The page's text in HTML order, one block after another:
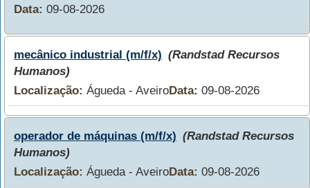
Data: 09-08-2026
mecânico industrial (m/f/x) (Randstad Recursos
Humanos)
Localização: Águeda - AveiroData: 09-08-2026
operador de máquinas (m/f/x) (Randstad Recursos
Humanos)
Localização: Águeda - AveiroData: 09-08-2026